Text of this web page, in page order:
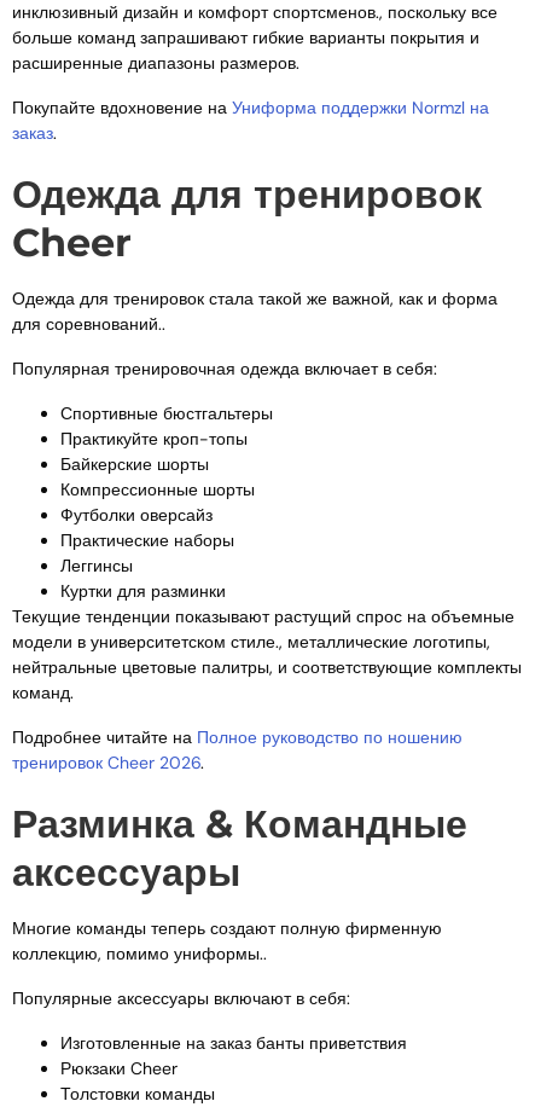
инклюзивный дизайн и комфорт спортсменов., поскольку все
больше команд запрашивают гибкие варианты покрытия и
расширенные диапазоны размеров.
Покупайте вдохновение на Униформа поддержки Normzl на
заказ.
Одежда для тренировок
Cheer
Одежда для тренировок стала такой же важной, как и форма
для соревнований..
Популярная тренировочная одежда включает в себя:
Спортивные бюстгальтеры
Практикуйте кроп-топы
Байкерские шорты
Компрессионные шорты
Футболки оверсайз
Практические наборы
Леггинсы
Куртки для разминки
Текущие тенденции показывают растущий спрос на объемные
модели в университетском стиле., металлические логотипы,
нейтральные цветовые палитры, и соответствующие комплекты
команд.
Подробнее читайте на Полное руководство по ношению
тренировок Cheer 2026.
Разминка & Командные
аксессуары
Многие команды теперь создают полную фирменную
коллекцию, помимо униформы..
Популярные аксессуары включают в себя:
Изготовленные на заказ банты приветствия
Рюкзаки Cheer
Толстовки команды